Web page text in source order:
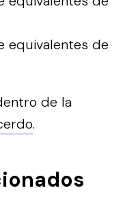
equivalentes de
de la
.